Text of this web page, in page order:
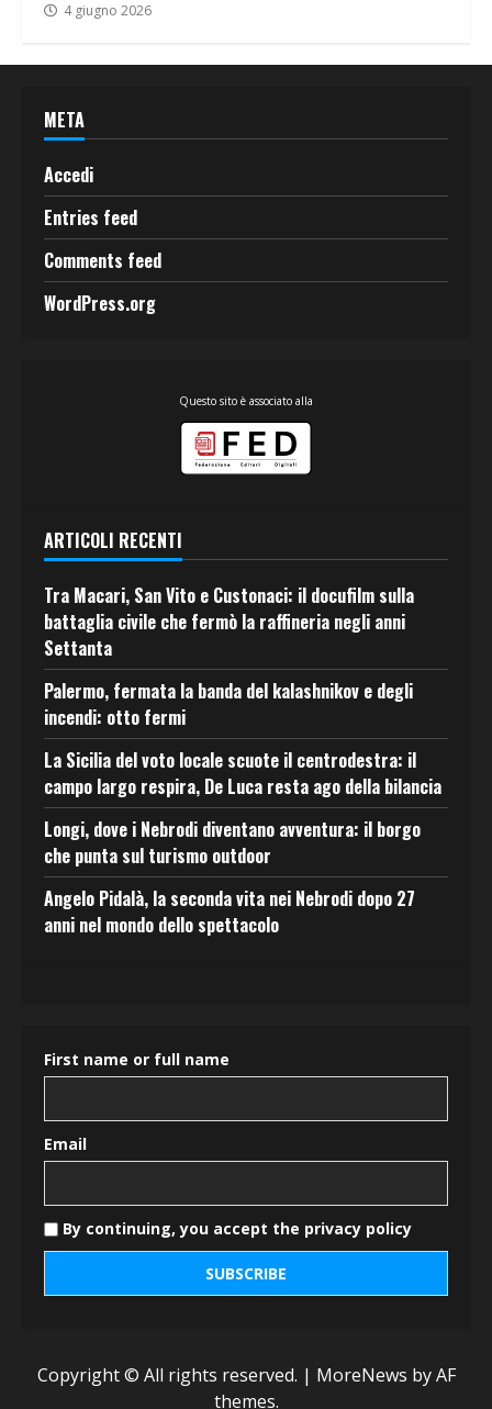
4 giugno 2026
META
Accedi
Entries feed
Comments feed
WordPress.org
Questo sito è associato alla
ARTICOLI RECENTI
Tra Macari, San Vito e Custonaci: il docufilm sulla
battaglia civile che fermò la raffineria negli anni
Settanta
Palermo, fermata la banda del kalashnikov e degli
incendi: otto fermi
La Sicilia del voto locale scuote il centrodestra: il
campo largo respira, De Luca resta ago della bilancia
Longi, dove i Nebrodi diventano avventura: il borgo
che punta sul turismo outdoor
Angelo Pidalà, la seconda vita nei Nebrodi dopo 27
anni nel mondo dello spettacolo
First name or full name
Email
By continuing, you accept the privacy policy
Copyright © All rights reserved. | MoreNews by AF
themes.